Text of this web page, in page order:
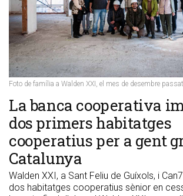
Foto de família a Walden XXI, el mes de desembre passat
​La banca cooperativa
dos primers habitatges
cooperatius per a gent
Catalunya
Walden XXI, a Sant Feliu de Guíxols, i
dos habitatges cooperatius sènior en